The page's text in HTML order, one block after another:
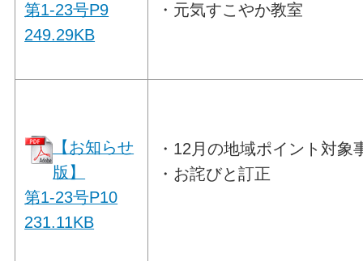
第1-23号P9
249.29KB
・元気すこやか教室
【お知らせ
版】
第1-23号P10
231.11KB
・12月の地域ポイント対象
・お詫びと訂正